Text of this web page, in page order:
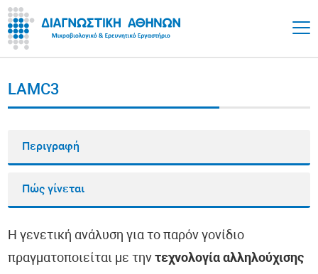
LAMC3
Περιγραφή
Πώς γίνεται
Η γενετική ανάλυση για το παρόν γονίδιο
πραγματοποιείται με τηντεχνολογία αλληλούχισης